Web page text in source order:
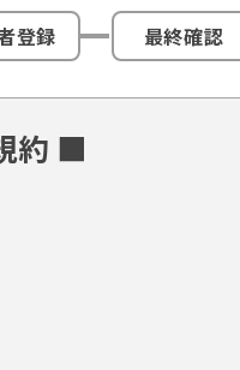
登録 最終確認
約 ■